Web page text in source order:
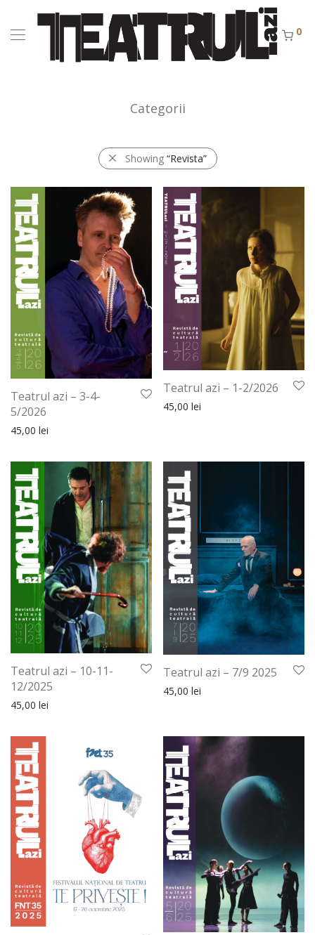
0
Categorii
Showing “Revista”
Teatrul azi – 3-4-
5/2026
45,00 lei
Teatrul azi – 1-2/2026
45,00 lei
Teatrul azi – 10-11-
12/2025
45,00 lei
Teatrul azi – 7/9 2025
45,00 lei